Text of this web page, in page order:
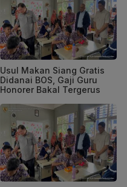
Usul Makan Siang Gratis
Didanai BOS, Gaji Guru
Honorer Bakal Tergerus